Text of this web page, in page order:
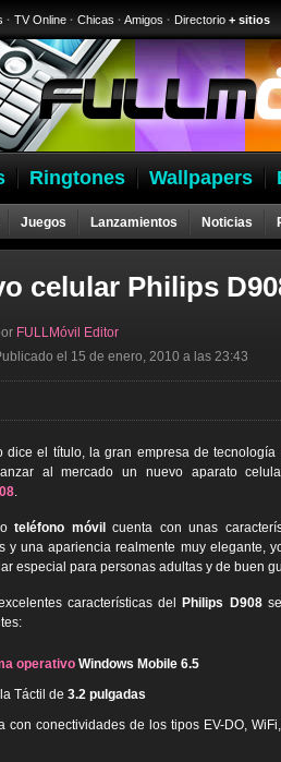
· TV Online · Chicas · Amigos · Directorio + sitios
Ringtones Wallpapers
Juegos Lanzamientos Noticias
celular Philips
FULLMóvil Editor
el 15 de enero, 2010 a las 23:43
dice el título, la gran empresa de tecnología
al mercado un nuevo aparato
.
teléfono móvil
cuenta con unas
y una apariencia realmente muy elegante,
especial para personas adultas y de buen
características del Philips D908se
operativo Windows Mobile 6.5
Táctil de 3.2 pulgadas
con conectividades de los tipos EV-DO,